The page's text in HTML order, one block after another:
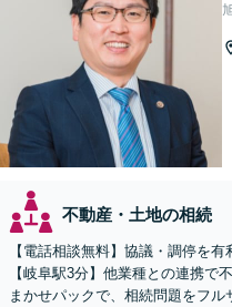
不動産・土地の相続
【電話相談無料】協議・調停を
【岐阜駅3分】他業種との連携で
まかせパックで、相続問題をフル